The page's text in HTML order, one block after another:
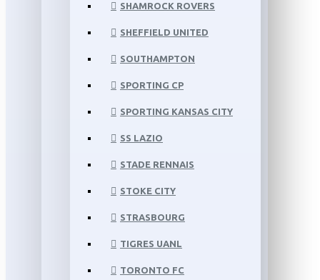
SHAMROCK ROVERS
SHEFFIELD UNITED
SOUTHAMPTON
SPORTING CP
SPORTING KANSAS CITY
SS LAZIO
STADE RENNAIS
STOKE CITY
STRASBOURG
TIGRES UANL
TORONTO FC